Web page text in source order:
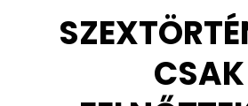
CSAK